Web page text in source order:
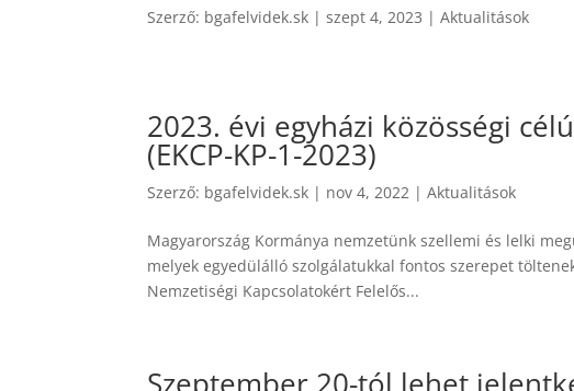
Szerző: bgafelvidek.sk |szept 4, 2023 |Aktualitások
2023. évi egyházi közösségi
(EKCP-KP-1-2023)
Szerző: bgafelvidek.sk | nov 4, 2022 |Aktualitások
Magyarország Kormánya nemzetünk szellemi és lelki
melyek egyedülálló szolgálatukkal fontos szerepet
Nemzetiségi Kapcsolatokért Felelős...